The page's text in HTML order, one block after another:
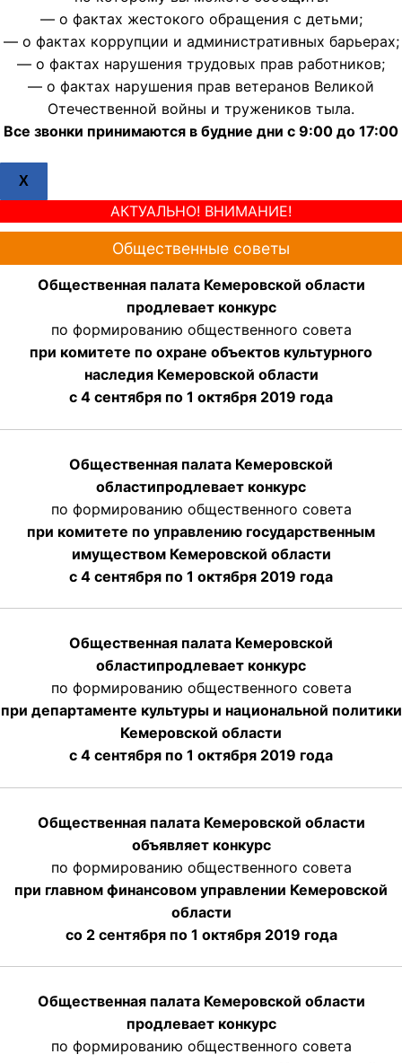
— о фактах жестокого обращения с детьми;
— о фактах коррупции и административных барьерах;
— о фактах нарушения трудовых прав работников;
— о фактах нарушения прав ветеранов Великой
Отечественной войны и тружеников тыла.
Все звонки принимаются в будние дни с 9:00 до 17:00
X
АКТУАЛЬНО! ВНИМАНИЕ!
Общественные советы
Общественная палата Кемеровской области
продлевает конкурс
по формированию общественного совета
при комитете по охране объектов культурного
наследия Кемеровской области
с 4 сентября по 1 октября 2019 года
Общественная палата Кемеровской
областипродлевает конкурс
по формированию общественного совета
при комитете по управлению государственным
имуществом Кемеровской области
с 4 сентября по 1 октября 2019 года
Общественная палата Кемеровской
областипродлевает конкурс
по формированию общественного совета
при департаменте культуры и национальной политики
Кемеровской области
с 4 сентября по 1 октября 2019 года
Общественная палата Кемеровской области
объявляет конкурс
по формированию общественного совета
при главном финансовом управлении Кемеровской
области
со 2 сентября по 1 октября 2019 года
Общественная палата Кемеровской области
продлевает конкурс
по формированию общественного совета